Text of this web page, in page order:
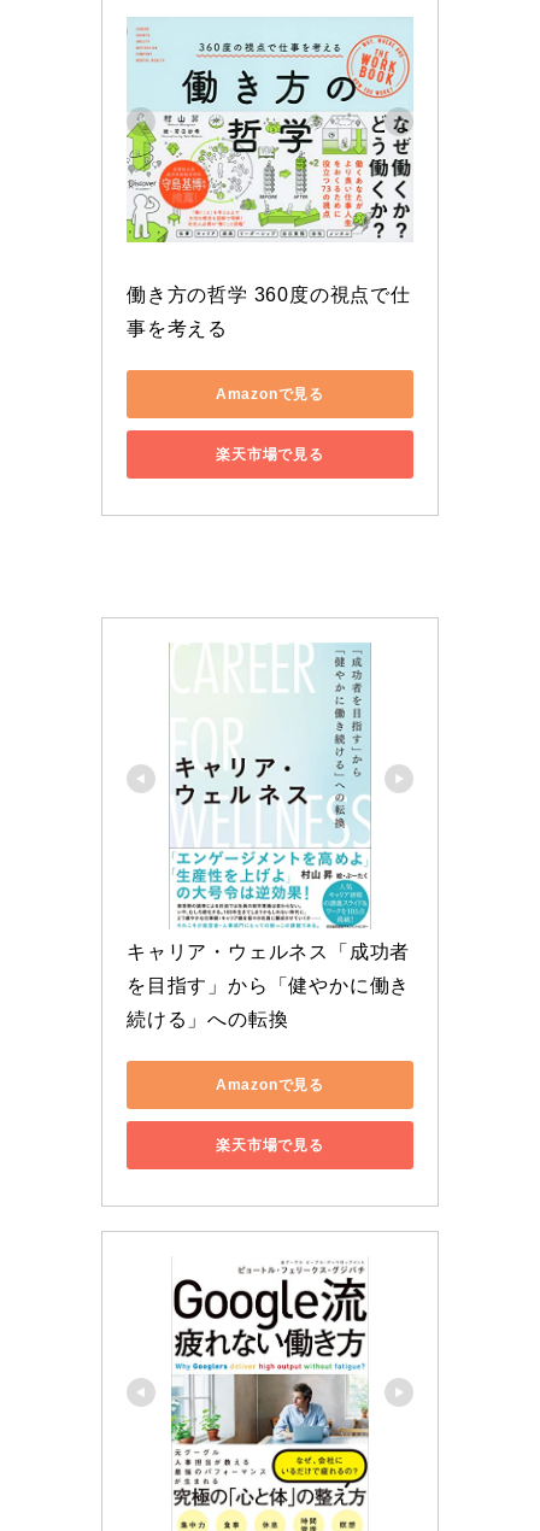
働き方の哲学 360度の視点で仕
事を考える
Amazonで見る
楽天市場で見る
キャリア・ウェルネス「成功者
を目指す」から「健やかに働き
続ける」への転換
Amazonで見る
楽天市場で見る